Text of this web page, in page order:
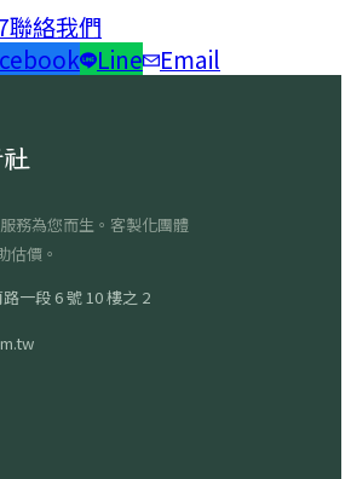
聯絡我們
Line Email
務為您而生。客製化團體
價。
一段 6 號 10 樓之 2